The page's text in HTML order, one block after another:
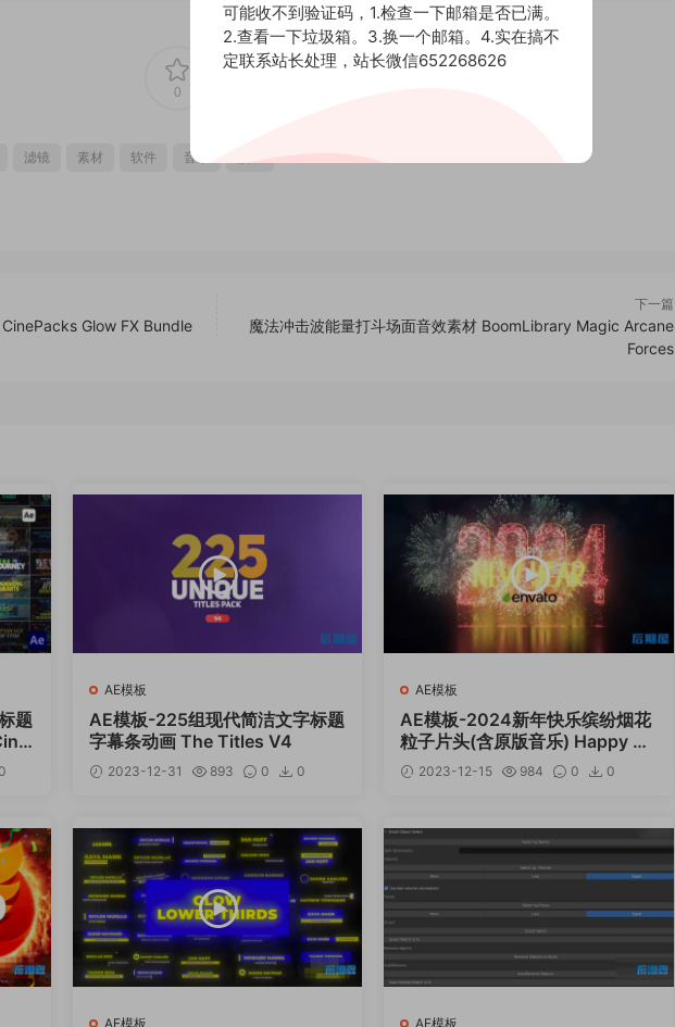
0
滤镜 素材 软件 音乐
Glow FX Bundle
下一篇
魔法冲击波能量打斗场面音效素材 BoomLibrary Magic Arcane
Forces
题
AE模板
AE模板-225组现代简洁文字标题
字幕条动画 The Titles V4
2023-12-31 893 0
0
AE模板
AE模板-2024新年快乐缤纷烟花
粒子片头(含原版音乐) Happy Ne
w Year
2023-12-15 984 0
0
AE模板 AE模板
可能收不到验证码，1.检查一下邮箱是否已满。
2.查看一下垃圾箱。3.换一个邮箱。4.实在搞不
定联系站长处理，站长微信652268626